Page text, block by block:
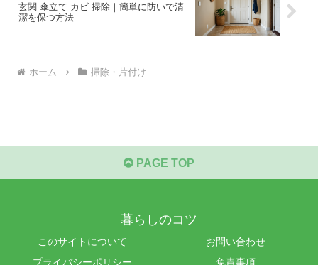
玄関 傘立て カビ 掃除｜簡単に防いで清
潔を保つ方法
ホーム 掃除・片付け
PAGE TOP
暮らしのコツ
このサイトについて
お問い合わせ
プライバシーポリシー
免責事項